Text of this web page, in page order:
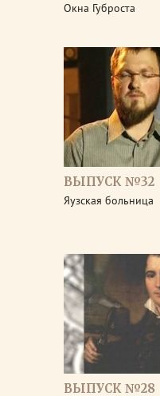
Окна Губроста
ВЫПУСК №32
Яузская больница
ВЫПУСК №28